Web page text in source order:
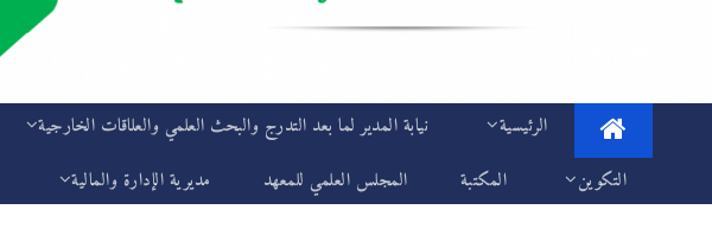
الرئيسية نيابة المدير لما بعد التدرج والبحث العلمي والعلاقات الخارجية
التكوين
المكتبة المجلس العلمي للمعهد مديرية الإدارة والمالية